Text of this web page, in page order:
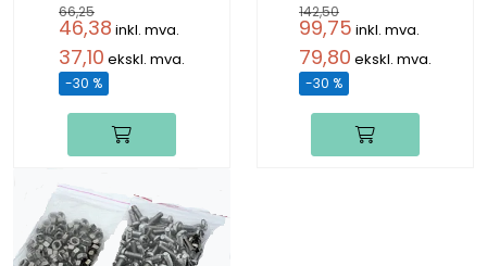
66,25
46,38 inkl. mva.
37,10 ekskl. mva.
-30 %
142,50
99,75 inkl. mva.
79,80 ekskl. mva.
-30 %